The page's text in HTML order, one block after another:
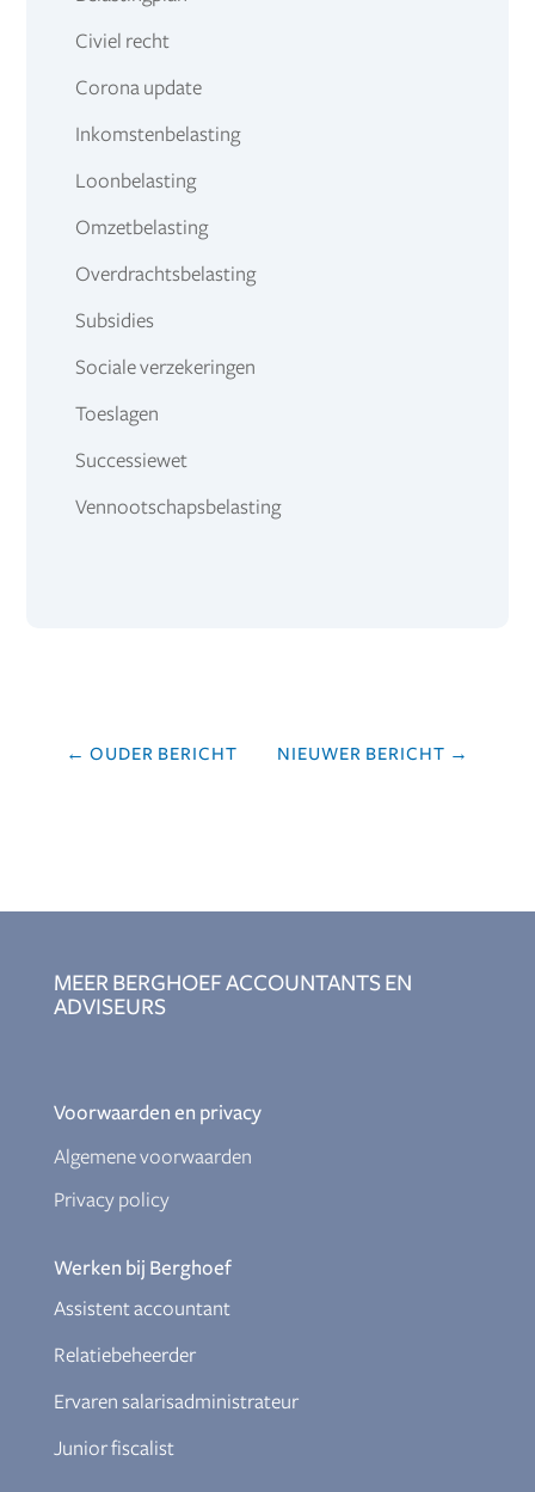
Civiel recht
Corona update
Inkomstenbelasting
Loonbelasting
Omzetbelasting
Overdrachtsbelasting
Subsidies
Sociale verzekeringen
Toeslagen
Successiewet
Vennootschapsbelasting
← OUDER BERICHT NIEUWER BERICHT →
MEER BERGHOEF ACCOUNTANTS EN
ADVISEURS
Voorwaarden en privacy
Algemene voorwaarden
Privacy policy
Werken bij Berghoef
Assistent accountant
Relatiebeheerder
Ervaren salarisadministrateur
Junior fiscalist